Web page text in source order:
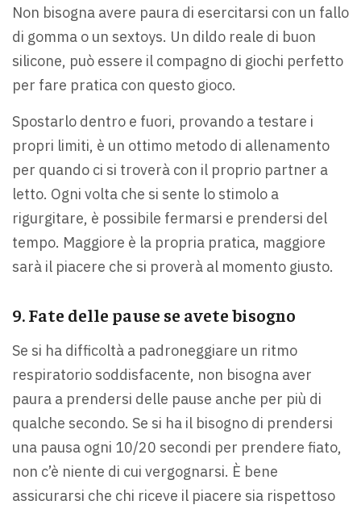
Non bisogna avere paura di esercitarsi con un fallo
di gomma o un sextoys. Un dildo reale di buon
silicone, può essere il compagno di giochi perfetto
per fare pratica con questo gioco.
Spostarlo dentro e fuori, provando a testare i
propri limiti, è un ottimo metodo di allenamento
per quando ci si troverà con il proprio partner a
letto. Ogni volta che si sente lo stimolo a
rigurgitare, è possibile fermarsi e prendersi del
tempo. Maggiore è la propria pratica, maggiore
sarà il piacere che si proverà al momento giusto.
9. Fate delle pause se avete bisogno
Se si ha difficoltà a padroneggiare un ritmo
respiratorio soddisfacente, non bisogna aver
paura a prendersi delle pause anche per più di
qualche secondo. Se si ha il bisogno di prendersi
una pausa ogni 10/20 secondi per prendere fiato,
non c’è niente di cui vergognarsi. È bene
assicurarsi che chi riceve il piacere sia rispettoso